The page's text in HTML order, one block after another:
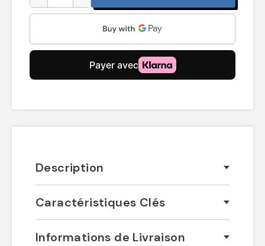
Description
Caractéristiques Clés
Informations de Livraison